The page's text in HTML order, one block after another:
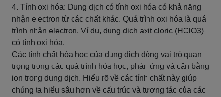
4. Tính oxi hóa: Dung dịch có tính oxi hóa có khả năng
nhận electron từ các chất khác. Quá trình oxi hóa là quá
trình nhận electron. Ví dụ, dung dịch axit cloric (HClO3)
có tính oxi hóa.
Các tính chất hóa học của dung dịch đóng vai trò quan
trọng trong các quá trình hóa học, phản ứng và cân bằng
ion trong dung dịch. Hiểu rõ về các tính chất này giúp
chúng ta hiểu sâu hơn về cấu trúc và tương tác của các